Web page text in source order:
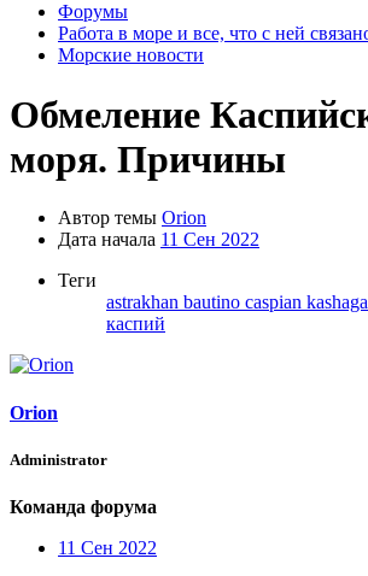
Форумы
Работа в море и все, что с ней
Морские новости
Обмеление
моря. Причины
Автор темы Orion
Дата начала 11 Сен 2022
Теги
astrakhan bautino caspian
каспий
Orion
Administrator
Команда форума
11 Сен 2022